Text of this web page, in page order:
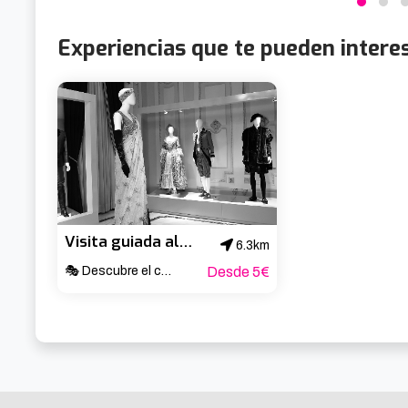
Experiencias que te pueden
Visita guiada al Teatro Arriaga
6.3km
🎭 Descubre el corazón cultural de Bilbao ✨
Desde 5€